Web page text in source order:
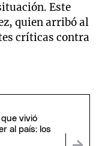
Este
quien arribó al
críticas contra
que vivió
al país: los